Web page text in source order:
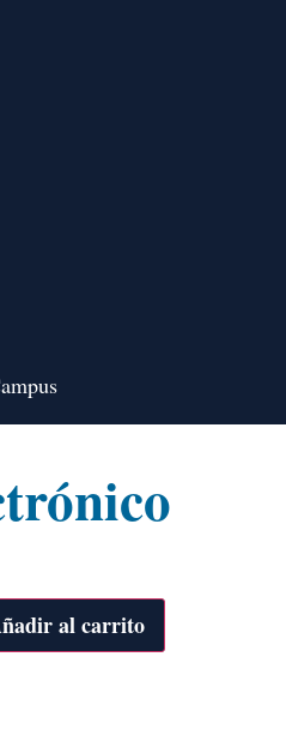
al carrito